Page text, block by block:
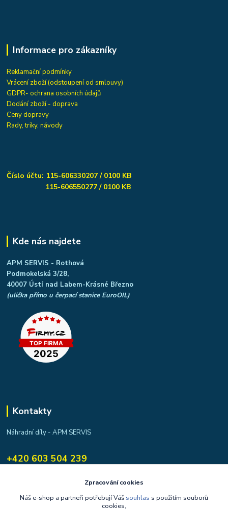
Informace pro zákazníky
Reklamační podmínky
Vrácení zboží (odstoupení od smlouvy)
GDPR- ochrana osobních údajů
Dodání zboží - doprava
Ceny dopravy
Rady, triky, návody
Číslo účtu: 115-606330207 / 0100 KB
115-606550277 / 0100 KB
Kde nás najdete
APM SERVIS - Rothová
Podmokelská 3/28,
40007 Ústí nad Labem-Krásné Březno
(ulička přímo u čerpací stanice EuroOIL)
Kontakty
Náhradní díly - APM SERVIS
+420 603 504 239
apmservis@apmservis.czZpracování cookies
Náš e-shop a partneři potřebují Váš souhlas s použitím souborů
cookies,